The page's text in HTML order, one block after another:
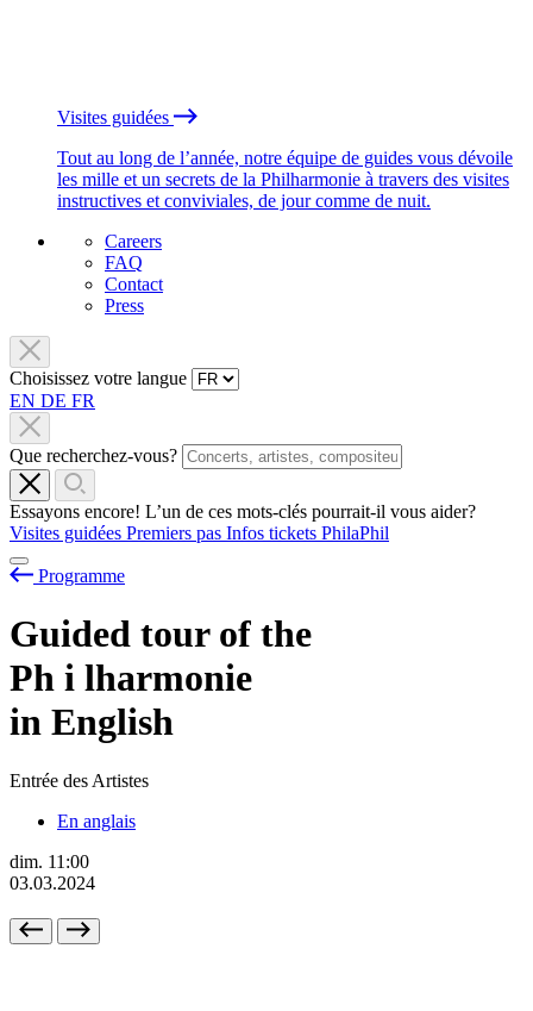
Visites guidées
Tout au long de l’année, notre équipe de guides vous dévoile
les mille et un secrets de la Philharmonie à travers des visites
instructives et conviviales, de jour comme de nuit.
Careers
FAQ
Contact
Press
Choisissez votre langue
EN DE FR
Que recherchez-vous?
Essayons encore! L’un de ces mots-clés pourrait-il vous aider?
Visites guidées Premiers pas Infos tickets PhilaPhil
Programme
Guided tour of the
Ph i lharmonie
in English
Entrée des Artistes
En anglais
dim. 11:00
03.03.2024